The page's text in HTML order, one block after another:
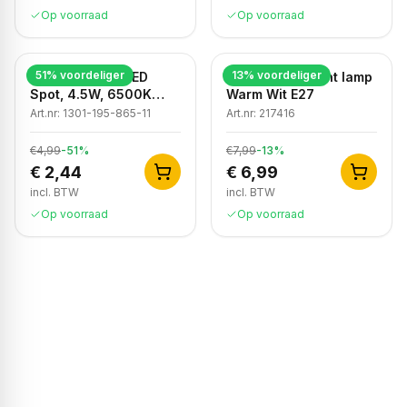
Op voorraad
Op voorraad
51% voordeliger
Dimbare GU10 LED
Spot, 4.5W, 6500K
Koud Wit, IP20
Art.nr: 1301-195-865-11
€4,99-51%
€ 2,44
incl. BTW
Op voorraad
13% voordeliger
Dimbare Filament lamp
Warm Wit E27
Art.nr: 217416
€7,99-13%
€ 6,99
incl. BTW
Op voorraad